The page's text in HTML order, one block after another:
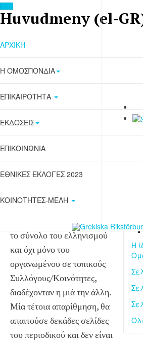
OFF CANVAS
Huvudmeny (el-
ΑΡΧΙΚΗ
Η ΟΜΟΣΠΟΝΔΙΑ
ΕΠΙΚΑΙΡΟΤΗΤΑ
ΕΚΔΟΣΕΙΣ
ΕΠΙΚΟΙΝΩΝΙΑ
ΕΘΝΙΚΕΣ ΕΚΛΟΓΕΣ 2023
ΚΟΙΝΟΤΗΤΕΣ-ΜΕΛΗ
Redaktionen ΙΣΤΟΡΙΚΌ
Η ίδρυση της
Σελιδα 3
Η
Σελίδα 3 από 4
Ενέργειες που αφορούσαν
το σύνολο του ελληνισμού
και όχι μόνο του
οργανωμένου σε τοπικούς
Συλλόγους/Κοινότητες,
διαδέχονταν η μιά την άλλη.
Μία τέτοια απαρίθμηση, θα
απαιτούσε δεκάδες σελίδες
του περιοδικού και δεν είναι